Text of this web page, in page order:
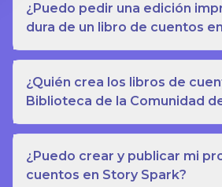
¿Puedo pedir una edición
dura de un libro de cuentos
¿Quién crea los libros de
Biblioteca de la Comunidad
¿Puedo crear y publicar mi
cuentos en Story Spark?